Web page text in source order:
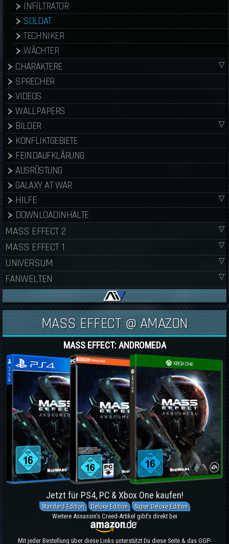
INFILTRATOR
SOLDAT
TECHNIKER
WÄCHTER
CHARAKTERE
SPRECHER
VIDEOS
WALLPAPERS
BILDER
KONFLIKTGEBIETE
FEINDAUFKLÄRUNG
AUSRÜSTUNG
GALAXY AT WAR
HILFE
DOWNLOADINHALTE
MASS EFFECT 2
MASS EFFECT 1
UNIVERSUM
FANWELTEN
MASS EFFECT @ AMAZON
MASS EFFECT: ANDROMEDA
Jetzt für PS4, PC & Xbox One kaufen!
Standard Edition Deluxe Edition
Super Deluxe Edition
Weitere Assassin's Creed-Artikel gibt's direkt bei
Mit jeder Bestellung über diese Links unterstützt Du diese Seite & das GGP-